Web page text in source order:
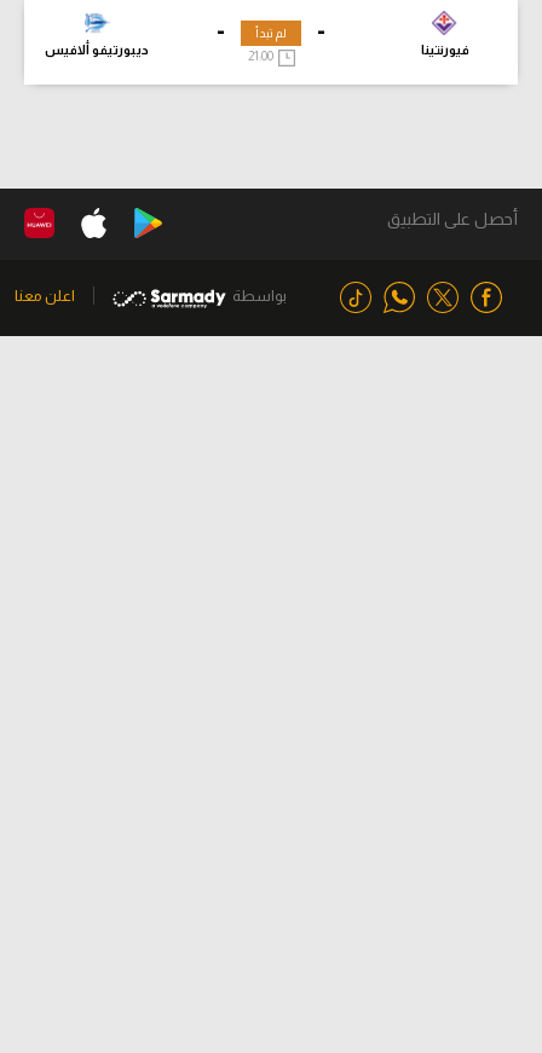
-
فيورنتينا
-
ديبورتيفو ألافيس
لم تبدأ
21:00
أحصل على التطبيق
بواسطة اعلن معنا